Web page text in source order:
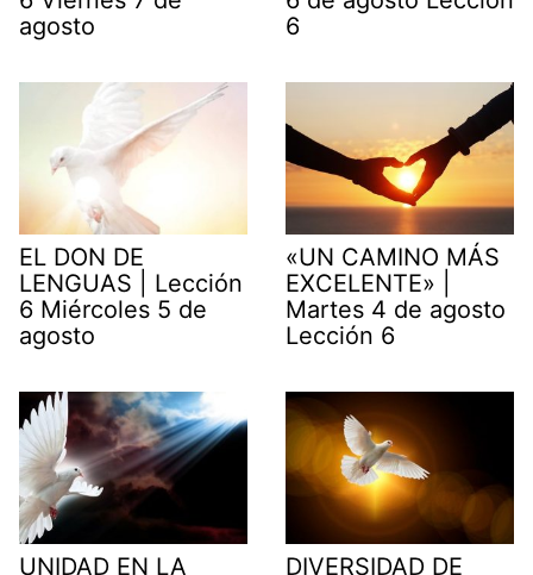
agosto
6
EL DON DE
LENGUAS | Lección
6 Miércoles 5 de
agosto
«UN CAMINO MÁS
EXCELENTE» |
Martes 4 de agosto
Lección 6
UNIDAD EN LA
DIVERSIDAD DE